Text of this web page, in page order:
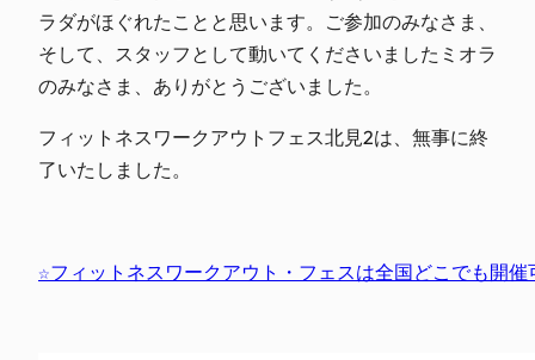
ラダがほぐれたことと思います。ご参加のみなさま、
そして、スタッフとして動いてくださいましたミオラ
のみなさま、ありがとうございました。
フィットネスワークアウトフェス北見2は、無事に終
了いたしました。
☆フィットネスワークアウト・フェスは全国どこでも開